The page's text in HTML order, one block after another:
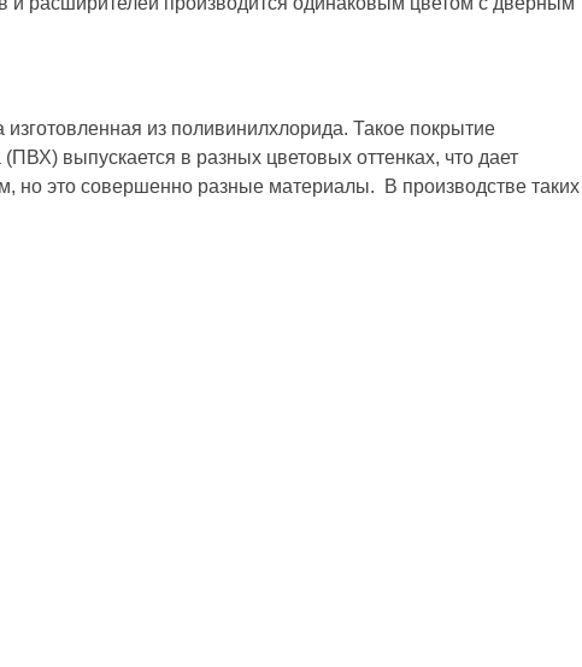
из поливинилхлорида. Такое покрытие
выпускается в разных цветовых оттенках, что дает
но это совершенно разные материалы. В производстве таких